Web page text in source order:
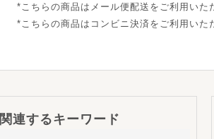
こちらの商品はメール便配送をご利用いた
こちらの商品はコンビニ決済をご利用いた
関連するキーワード